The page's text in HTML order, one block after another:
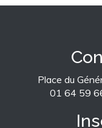
Place du
01 64 59